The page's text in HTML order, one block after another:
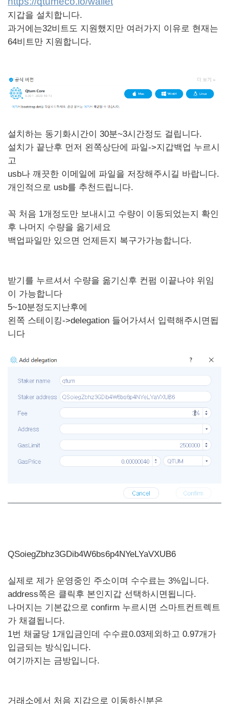
지갑을 설치합니다.
과거에는32비트도 지원했지만 여러가지 이유로 현재는
64비트만 지원합니다.
설치하는 동기화시간이 30분~3시간정도 걸립니다.
설치가 끝난후 먼저 왼쪽상단에 파일->지갑백업 누르시
고
usb나 깨끗한 이메일에 파일을 저장해주시길 바랍니다.
개인적으로 usb를 추천드립니다.
꼭 처음 1개정도만 보내시고 수량이 이동되었는지 확인
후 나머지 수량을 옮기세요
백업파일만 있으면 언제든지 복구가가능합니다.
받기를 누르셔서 수량을 옮기신후 컨펌 이끝나야 위임
이 가능합니다
5~10분정도지난후에
왼쪽 스테이킹->delegation 들어가셔서 입력해주시면됩
니다
QSoiegZbhz3GDib4W6bs6p4NYeLYaVXUB6
실제로 제가 운영중인 주소이며 수수료는 3%입니다.
address쪽은 클릭후 본인지갑 선택하시면됩니다.
나머지는 기본값으로 confirm 누르시면 스마트컨트렉트
가 채결됩니다.
1번 채굴당 1개입금인데 수수료0.03제외하고 0.97개가
입금되는 방식입니다.
여기까지는 금방입니다.
거래소에서 처음 지갑으로 이동하신분은